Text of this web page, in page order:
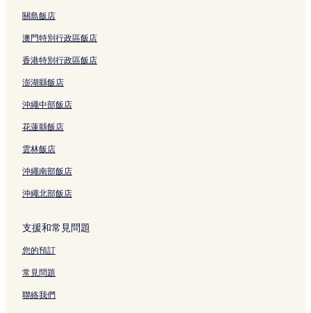
y
t
a
t
i
n
的
連
結
關島飯店
澳門特別行政區飯店
香港特別行政區飯店
澎湖縣飯店
沖繩中部飯店
花蓮縣飯店
雲林飯店
沖繩南部飯店
沖繩北部飯店
支援和常見問題
您的預訂
常見問題
聯絡我們